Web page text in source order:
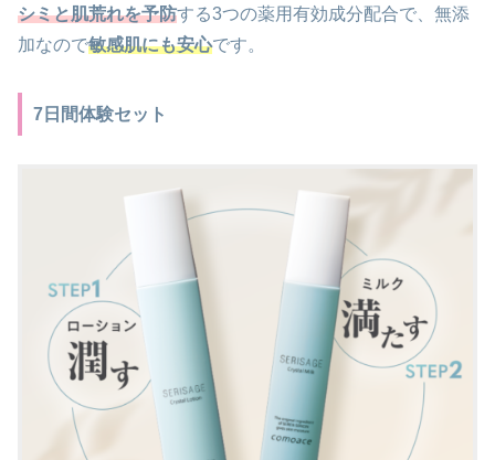
シミと肌荒れを予防する3つの薬用有効成分配合で、無添
加なので敏感肌にも安心です。
7日間体験セット